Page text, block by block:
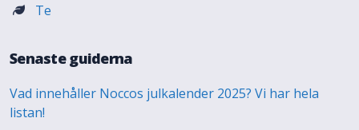
Te
Senaste guiderna
Vad innehåller Noccos julkalender 2025? Vi har hela
listan!